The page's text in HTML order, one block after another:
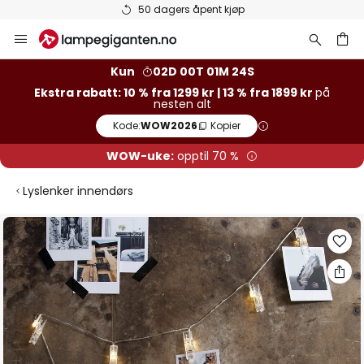
Varer på lager sendes raskt
Hopp
til
Kun
02D 00T 01M 23S
Ekstra rabatt: 10 % fra 1299 kr | 13 % fra 1899 kr på
nesten alt
Kode:WOW2026 Kopier
WOW-uke: opptil 70 %
Lyslenker innendørs
Gå
til
slutten
av
bildegalleri